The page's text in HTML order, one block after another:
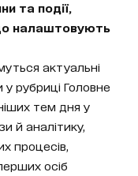
та події,
налаштовують
актуальні
у рубриці Головне
тем дня у
й аналітику,
процесів,
осіб